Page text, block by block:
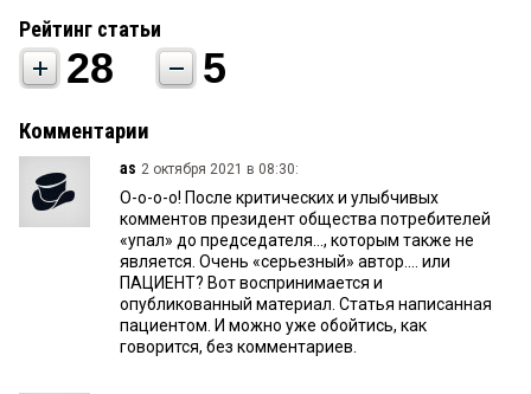
Рейтинг статьи
28 5
Комментарии
as 2 октября 2021 в 08:30:
О-о-о-о! После критических и улыбчивых
комментов президент общества потребителей
«упал» до председателя..., которым также не
является. Очень «серьезный» автор.... или
ПАЦИЕНТ? Вот воспринимается и
опубликованный материал. Статья написанная
пациентом. И можно уже обойтись, как
говорится, без комментариев.